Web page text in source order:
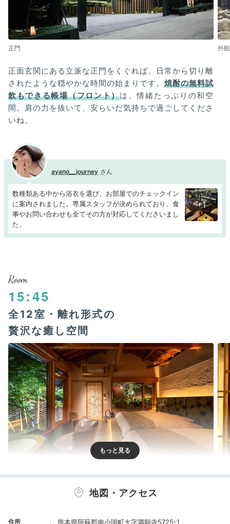
正門 外
正面玄関にある立派な正門をくぐれば、日常から切り離
されたような穏やかな時間の始まりです。焼酎の無料試
飲もできる帳場（フロント）は、情緒たっぷりの和空
間。肩の力を抜いて、安らいだ気持ちで過ごしてくださ
いね。
ayano__journey
数種類ある中から浴衣を選び、お部屋でのチェックイン
に案内されました。専属スタッフが決められており、食
事やお問い合わせも全てその方が対応してくださいまし
た。
+1
Room
15:45
全12室・離れ形式の
贅沢な癒し空間
約5千坪の広大な敷地にわずか12室の離れとスパ棟が点
地図・アクセス
住所 熊本県阿蘇郡南小国町大字満願寺5725-1